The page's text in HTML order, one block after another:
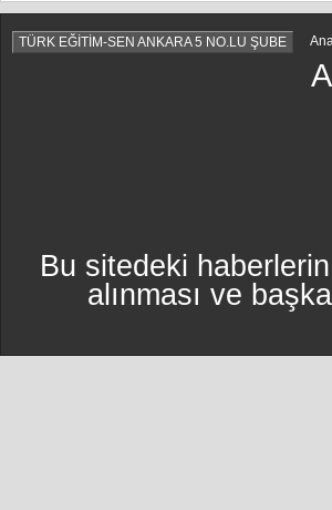
TÜRK EĞİTİM-SEN ANKARA 5 NO.LU ŞUBE
Bu sitedeki
alınması ve